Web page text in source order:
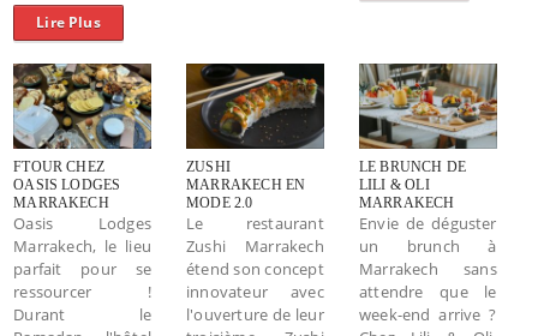
Lire Plus
FTOUR CHEZ
OASIS LODGES
MARRAKECH
Oasis Lodges
Marrakech, le lieu
parfait pour se
ressourcer !
Durant le
ZUSHI
MARRAKECH EN
MODE 2.0
Le restaurant
Zushi Marrakech
étend son concept
innovateur avec
l'ouverture de leur
LE BRUNCH DE
LILI & OLI
MARRAKECH
Envie de déguster
un brunch à
Marrakech sans
attendre que le
week-end arrive ?